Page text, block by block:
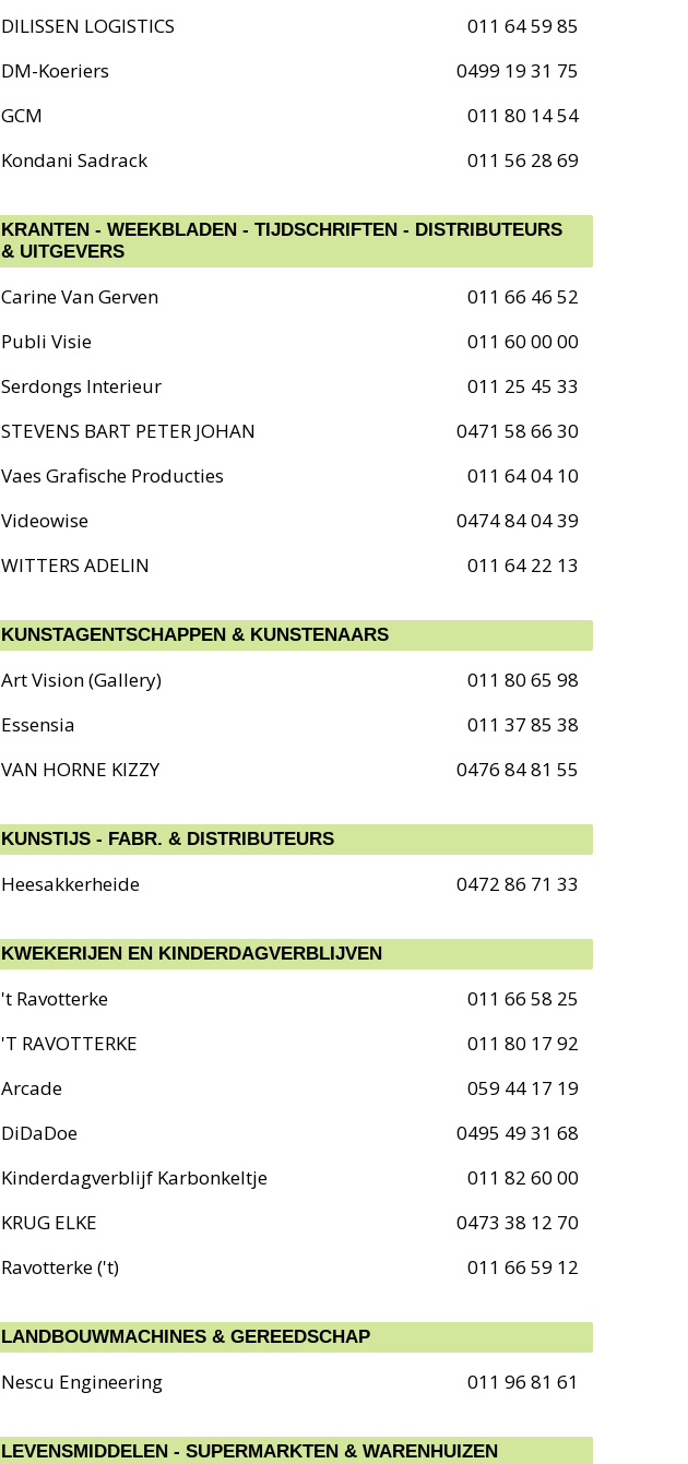
DILISSEN LOGISTICS
011 64 59 85
DM-Koeriers
0499 19 31 75
GCM
011 80 14 54
Kondani Sadrack
011 56 28 69
KRANTEN - WEEKBLADEN - TIJDSCHRIFTEN - DISTRIBUTEURS
& UITGEVERS
Carine Van Gerven
011 66 46 52
Publi Visie
011 60 00 00
Serdongs Interieur
011 25 45 33
STEVENS BART PETER JOHAN
0471 58 66 30
Vaes Grafische Producties
011 64 04 10
Videowise
0474 84 04 39
WITTERS ADELIN
011 64 22 13
KUNSTAGENTSCHAPPEN & KUNSTENAARS
Art Vision (Gallery)
011 80 65 98
Essensia
011 37 85 38
VAN HORNE KIZZY
0476 84 81 55
KUNSTIJS - FABR. & DISTRIBUTEURS
Heesakkerheide 0472 86 71 33
KWEKERIJEN EN KINDERDAGVERBLIJVEN
't Ravotterke
011 66 58 25
'T RAVOTTERKE
011 80 17 92
Arcade
059 44 17 19
DiDaDoe
0495 49 31 68
Kinderdagverblijf Karbonkeltje
011 82 60 00
KRUG ELKE
0473 38 12 70
Ravotterke ('t)
011 66 59 12
LANDBOUWMACHINES & GEREEDSCHAP
Nescu Engineering 011 96 81 61
LEVENSMIDDELEN - SUPERMARKTEN & WARENHUIZEN